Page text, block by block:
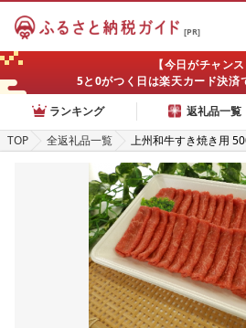
[PR]
【今日がチャンス
5と0がつく日は楽天カード決済
ランキング
返礼品一覧
TOP
全返礼品一覧
上州和牛すき焼き用
き 牛肉 贈り物 お歳暮
族 子ども 鍋 上州牛 子
ティ やわらか うまい
バランス 甘い 上州牛